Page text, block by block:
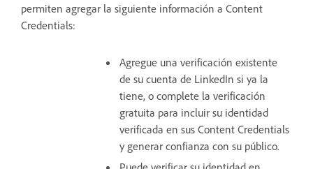
permiten agregar la siguiente información a Content
Credentials:
Agregue una verificación existente
de su cuenta de LinkedIn si ya la
tiene, o complete la verificación
gratuita para incluir su identidad
verificada en sus Content Credentials
y generar confianza con su público.